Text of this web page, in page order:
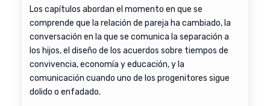
Los capítulos abordan el momento en que se
comprende que la relación de pareja ha cambiado, la
conversación en la que se comunica la separación a
los hijos, el diseño de los acuerdos sobre tiempos de
convivencia, economía y educación, y la
comunicación cuando uno de los progenitores sigue
dolido o enfadado.